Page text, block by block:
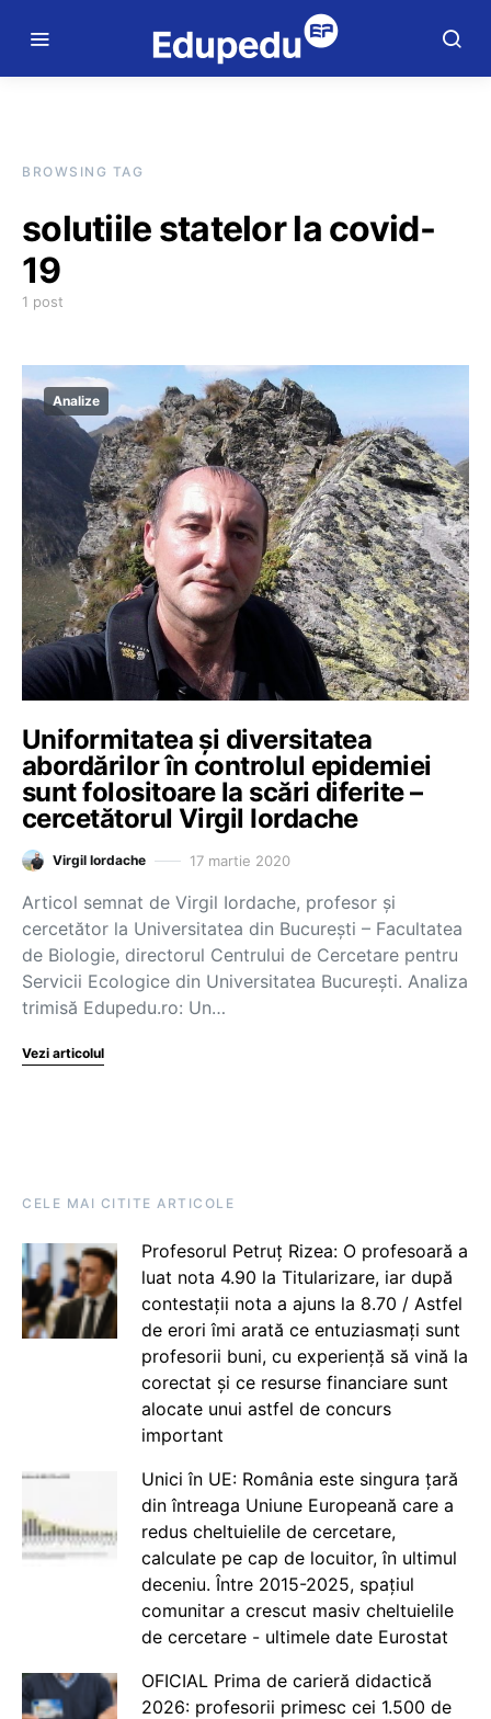
BROWSING TAG
solutiile statelor la covid-
19
1 post
Analize
Uniformitatea și diversitatea
abordărilor în controlul epidemiei
sunt folositoare la scări diferite –
cercetătorul Virgil Iordache
Virgil Iordache 17 martie 2020
Articol semnat de Virgil Iordache, profesor și
cercetător la Universitatea din București – Facultatea
de Biologie, directorul Centrului de Cercetare pentru
Servicii Ecologice din Universitatea București. Analiza
trimisă Edupedu.ro: Un…
Vezi articolul
CELE MAI CITITE ARTICOLE
Profesorul Petruț Rizea: O profesoară a
luat nota 4.90 la Titularizare, iar după
contestații nota a ajuns la 8.70 / Astfel
de erori îmi arată ce entuziasmați sunt
profesorii buni, cu experiență să vină la
corectat și ce resurse financiare sunt
alocate unui astfel de concurs
important
Unici în UE: România este singura țară
din întreaga Uniune Europeană care a
redus cheltuielile de cercetare,
calculate pe cap de locuitor, în ultimul
deceniu. Între 2015-2025, spațiul
comunitar a crescut masiv cheltuielile
de cercetare - ultimele date Eurostat
OFICIAL Prima de carieră didactică
2026: profesorii primesc cei 1.500 de